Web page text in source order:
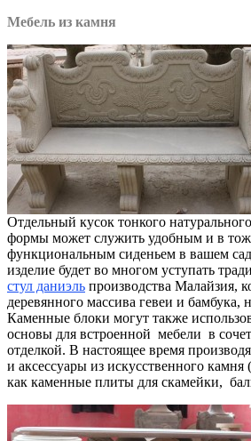
Мебель из камня
Отдельный кусок тонкого
формы может служить удобным и в
функциональным сиденьем в вашем
изделие будет во многом уступать
стул даниэль производства Малайзия,
деревянного массива гевеи и бамбука,
Каменные блоки могут также
основы для встроенной мебели в
отделкой. В настоящее время
и аксессуары из искусственного камня
как каменные плиты для скамейки,